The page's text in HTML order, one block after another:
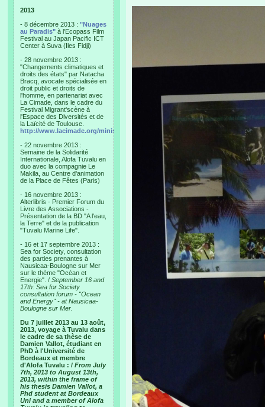
2013
- 8 décembre 2013 : "Nuages
au Paradis" à l'Ecopass Film
Festival au Japan Pacific ICT
Center à Suva (Iles Fidji)
- 28 novembre 2013 :
"Changements climatiques et
droits des états" par Natacha
Bracq, avocate spécialisée en
droit public et droits de
l'homme, en partenariat avec
La Cimade, dans le cadre du
Festival Migrant'scène à
l'Espace des Diversités et de
la Laïcité de Toulouse.
http://www.lacimade.org/minisites/migrantscene
- 22 novembre 2013 :
Semaine de la Solidarité
Internationale, Alofa Tuvalu en
duo avec la compagnie Le
Makila, au Centre d'animation
de la Place de Fêtes (Paris)
- 16 novembre 2013 :
Alterlibris - Premier Forum du
Livre des Associations -
Présentation de la BD "A l'eau,
la Terre" et de la publication
"Tuvalu Marine Life".
- 16 et 17 septembre 2013 :
Sea for Society, consultation
des parties prenantes à
Nausicaa-Boulogne sur Mer
sur le thème "Océan et
Energie". / September 16 and
17th: Sea for Society
consultation forum - "Ocean
and Energy" - at Nausicaa-
Boulogne sur Mer.
Du 7 juillet 2013 au 13 août,
2013, voyage à Tuvalu dans
le cadre de sa thèse de
Damien Vallot, étudiant en
PhD à l'Université de
Bordeaux et membre
d'Alofa Tuvalu : / From July
7th, 2013 to August 13th,
2013, within the frame of
his thesis Damien Vallot, a
Phd student at Bordeaux
Uni and a member of Alofa